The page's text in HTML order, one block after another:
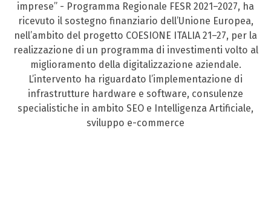
imprese” - Programma Regionale FESR 2021–2027, ha
ricevuto il sostegno finanziario dell’Unione Europea,
nell’ambito del progetto COESIONE ITALIA 21–27, per la
realizzazione di un programma di investimenti volto al
miglioramento della digitalizzazione aziendale.
L’intervento ha riguardato l’implementazione di
infrastrutture hardware e software, consulenze
specialistiche in ambito SEO e Intelligenza Artificiale,
sviluppo e-commerce